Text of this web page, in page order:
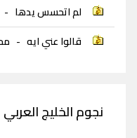
لم اتحسس يدها -
قالوا عني ايه -
نجوم الخليج العربي